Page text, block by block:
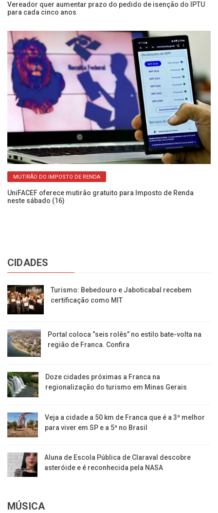
Vereador quer aumentar prazo do pedido de isenção do IPTU
para cada cinco anos
MUTIRÃO DO IMPOSTO DE RENDA
UniFACEF oferece mutirão gratuito para Imposto de Renda
neste sábado (16)
CIDADES
Turismo: Bebedouro e Jaboticabal recebem
certificação como MIT
Portal coloca “seis rolês” no estilo bate-volta na
região de Franca. Confira
​Doze cidades próximas a Franca na
regionalização do turismo em Minas Gerais
Veja a cidade a 50 km de Franca que é a 3ª melhor
para viver em SP e a 5ª no Brasil
Aluna de Escola Pública de Claraval descobre
asteróide e é reconhecida pela NASA
MÚSICA